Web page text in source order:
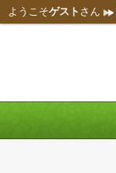
ようこそゲスト さん